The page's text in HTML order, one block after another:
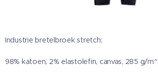
Industrie bretelbroek stretch;
98% katoen, 2% elastolefin, canvas, 285 g/